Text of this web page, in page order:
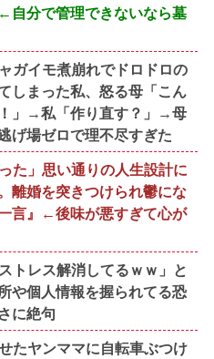
自分で管理できないなら墓
ガイモ煮崩れでドロドロの
しまった私、怒る母「こん
」→私「作り直す？」→母
げ場ゼロで理不尽すぎた
た」思い通りの人生設計に
離婚を突きつけられ鬱にな
言』←後味が悪すぎて心が
トレス解消してるｗｗ」と
や個人情報を握られてる恐
に絶句
たヤンママに自転車ぶつけ